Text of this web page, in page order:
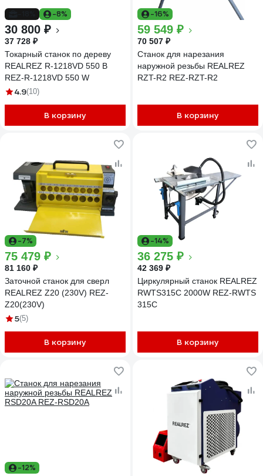
-8%
30 800 ₽
37 728 ₽
Токарный станок по дереву
REALREZ R-1218VD 550 В
REZ-R-1218VD 550 W
4.9(10)
В корзину
-16%
59 549 ₽
70 507 ₽
Cтанок для нарезания
наружной резьбы REALREZ
RZT-R2 REZ-RZT-R2
В корзину
-7%
75 479 ₽
81 160 ₽
Заточной станок для сверл
REALREZ Z20 (230V) REZ-
Z20(230V)
5(5)
В корзину
-14%
36 275 ₽
42 369 ₽
Циркулярный станок REALREZ
RWTS315С 2000W REZ-RWTS
315C
В корзину
-12%